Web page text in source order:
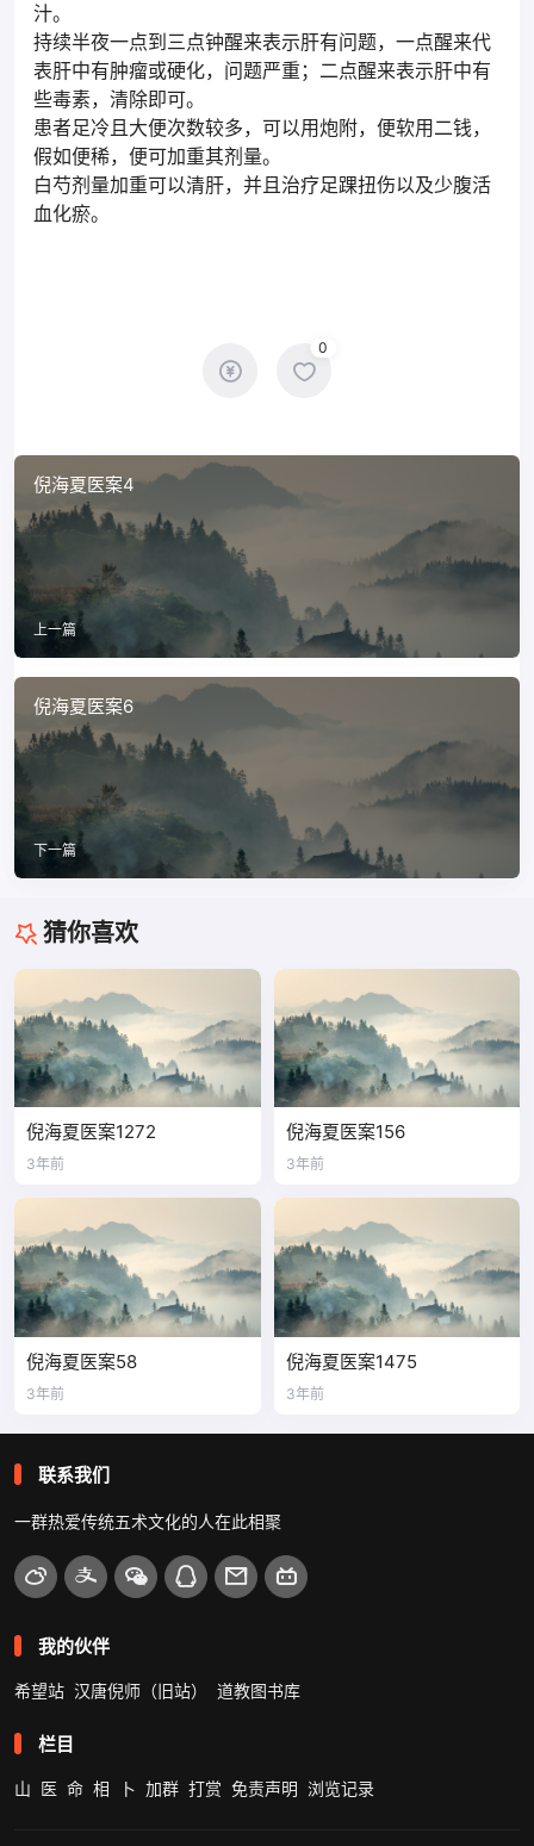
汁。
持续半夜一点到三点钟醒来表示肝有问题，一点醒来代
表肝中有肿瘤或硬化，问题严重；二点醒来表示肝中有
些毒素，清除即可。
患者足冷且大便次数较多，可以用炮附，便软用二钱，
假如便稀，便可加重其剂量。
白芍剂量加重可以清肝，并且治疗足踝扭伤以及少腹活
血化瘀。
0
倪海夏医案4
上一篇
倪海夏医案6
下一篇
猜你喜欢
倪海夏医案1272
3年前
倪海夏医案156
3年前
倪海夏医案58
3年前
倪海夏医案1475
3年前
联系我们
一群热爱传统五术文化的人在此相聚
我的伙伴
希望站 汉唐倪师（旧站） 道教图书库
栏目
山 医 命 相 卜 加群 打赏 免责声明 浏览记录